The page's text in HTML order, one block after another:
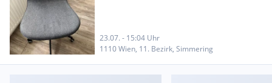
23.07. - 15:04 Uhr
1110 Wien, 11. Bezirk, Simmering